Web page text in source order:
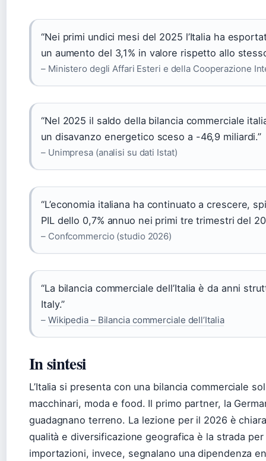
“Nei primi undici mesi del 2025 l’Italia ha
un aumento del 3,1% in valore rispetto allo
– Ministero degli Affari Esteri e della Cooperazione
“Nel 2025 il saldo della bilancia commerciale
un disavanzo energetico sceso a -46,9 miliardi.”
– Unimpresa (analisi su dati Istat)
“L’economia italiana ha continuato a crescere,
PIL dello 0,7% annuo nei primi tre trimestri del
– Confcommercio (studio 2026)
“La bilancia commerciale dell’Italia è da anni
Italy.”
– Wikipedia – Bilancia commerciale dell’Italia
In sintesi
L’Italia si presenta con una bilancia commerciale
macchinari, moda e food. Il primo partner, la
guadagnano terreno. La lezione per il 2026 è
qualità e diversificazione geografica è la strada
importazioni, invece, segnalano una dipendenza